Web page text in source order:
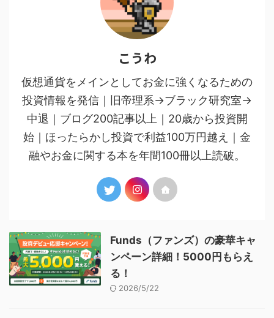
こうわ
仮想通貨をメインとしてお金に強くなるための
投資情報を発信｜旧帝理系→ブラック研究室→
中退｜ブログ200記事以上｜20歳から投資開
始｜ほったらかし投資で利益100万円越え｜金
融やお金に関する本を年間100冊以上読破。
Funds（ファンズ）の豪華キャ
ンペーン詳細！5000円もらえ
る！
2026/5/22